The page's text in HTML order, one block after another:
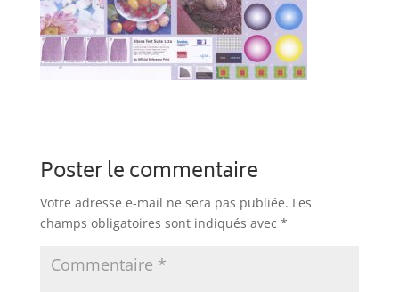
Poster le commentaire
Votre adresse e-mail ne sera pas publiée. Les
champs obligatoires sont indiqués avec *